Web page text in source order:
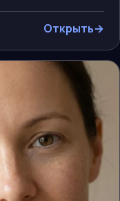
Открыть→